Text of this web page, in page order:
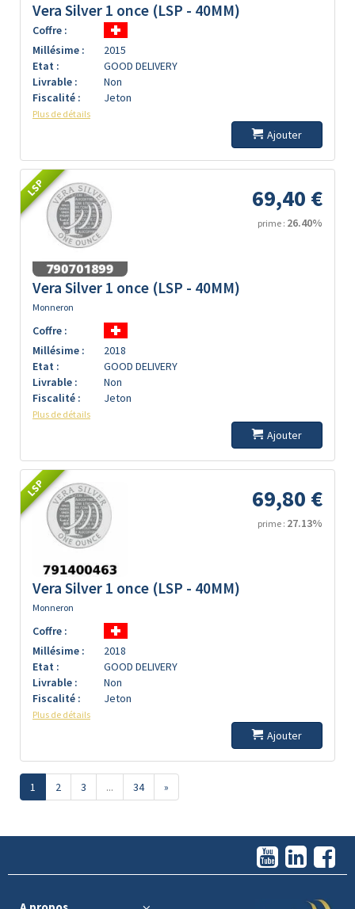
Vera Silver 1 once (LSP - 40MM)
Coffre :
Millésime :
2015
Etat :
GOOD DELIVERY
Livrable :
Non
Fiscalité :
Jeton
Plus de détails
Ajouter
LSP 69,40 €
prime : 26.40%
Vera Silver 1 once (LSP - 40MM)
Monneron
Coffre :
Millésime :
2018
Etat :
GOOD DELIVERY
Livrable :
Non
Fiscalité :
Jeton
Plus de détails
Ajouter
LSP 69,80 €
prime : 27.13%
Vera Silver 1 once (LSP - 40MM)
Monneron
Coffre :
Millésime :
2018
Etat :
GOOD DELIVERY
Livrable :
Non
Fiscalité :
Jeton
Plus de détails
Ajouter
1 2 3 ... 34 »